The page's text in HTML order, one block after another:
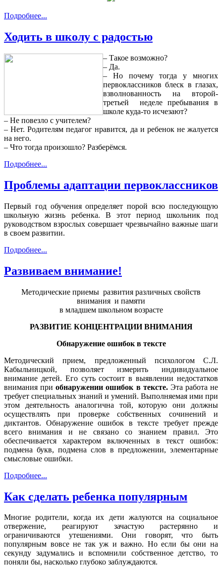
Подробнее...
Ходить в школу с радостью
– Такое возможно?
– Да.
– Но почему тогда у многих
первоклассников блеск в глазах,
взволнованность на второй-
третьей неделе пребывания в
школе куда-то исчезают?
– Не повезло с учителем?
– Нет. Родителям педагог нравится, да и ребенок не жалуется
на него.
– Что тогда произошло? Разберёмся.
Подробнее...
Проблемы адаптации первоклассников
Первый год обучения определяет порой всю последующую
школьную жизнь ребенка. В этот период школьник под
руководством взрослых совершает чрезвычайно важные шаги
в своем развитии.
Подробнее...
Развиваем внимание!
Методические приемы развития различных свойств
внимания и памяти
в младшем школьном возрасте
РАЗВИТИЕ КОНЦЕНТРАЦИИ ВНИМАНИЯ
Обнаружение ошибок в тексте
Методический прием, предложенный психологом С.Л.
Кабыльницкой, позволяет измерить индивидуальное
внимание детей. Его суть состоит в выявлении недо­статков
внимания при обнаружении ошибок в тексте.Эта работа не
требует специальных знаний и уме­ний. Выполняемая ими при
этом деятельность аналогич­на той, которую они должны
осуществлять при проверке собственных сочинений и
диктантов. Обнаружение оши­бок в тексте требует прежде
всего внимания и не связано со знанием правил. Это
обеспечивается характером вклю­ченных в текст ошибок:
подмена букв, подмена слов в предложении, элементарные
смысловые ошибки.
Подробнее...
Как сделать ребенка популярным
Многие родители, когда их дети жалуются на социальное
отвержение, реагируют зачастую растерянно и
ограничиваются утешениями. Они говорят, что быть
популярным вовсе не так уж и важно. Но если бы они на
секунду задумались и вспомнили собственное детство, то
поняли бы, насколько глубоко заблуждаются.